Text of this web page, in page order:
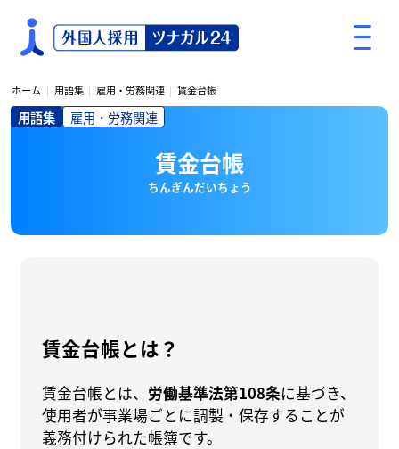
ホーム 用語集 雇用・労務関連 賃金台帳
用語集 雇用・労務関連
賃金台帳
ちんぎんだいちょう
賃金台帳とは？
賃金台帳とは、 労働基準法第108条に基づき、
使用者が事業場ごとに調製・保存することが
義務付けられた帳簿です。